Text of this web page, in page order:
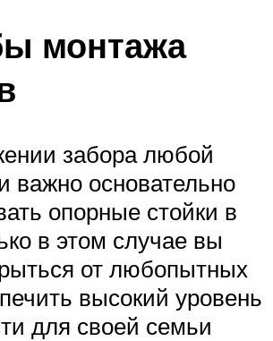
монтажа
забора любой
важно основательно
опорные стойки в
в этом случае вы
от любопытных
высокий уровень
для своей семьи